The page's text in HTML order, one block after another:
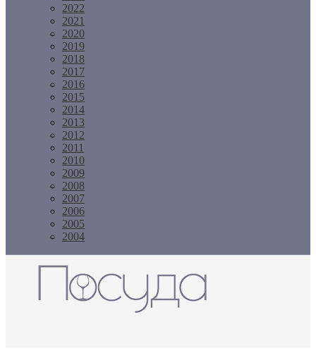
2022
2021
2020
2019
2018
2017
2016
2015
2014
2013
2012
2011
2010
2009
2008
2007
2006
2005
2004